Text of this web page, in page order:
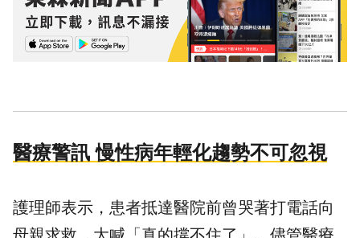
醫療警訊 慢性病年輕化趨勢不可忽視
護理師表示，患者抵達醫院前曾哭著打電話向